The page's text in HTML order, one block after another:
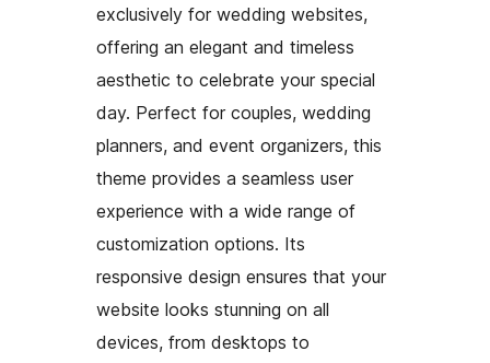
exclusively for wedding websites,
offering an elegant and timeless
aesthetic to celebrate your special
day. Perfect for couples, wedding
planners, and event organizers, this
theme provides a seamless user
experience with a wide range of
customization options. Its
responsive design ensures that your
website looks stunning on all
devices, from desktops to